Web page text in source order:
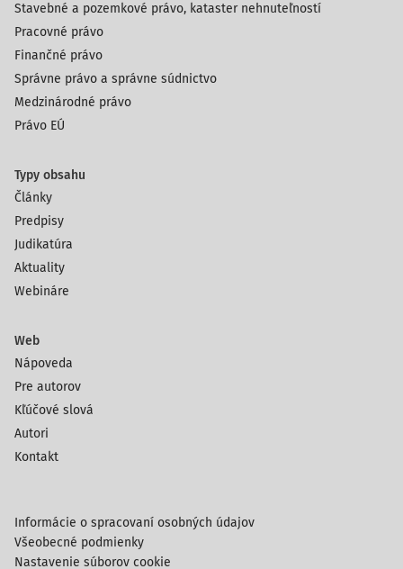
Stavebné a pozemkové právo, kataster nehnuteľností
Pracovné právo
Finančné právo
Správne právo a správne súdnictvo
Medzinárodné právo
Právo EÚ
Typy obsahu
Články
Predpisy
Judikatúra
Aktuality
Webináre
Web
Nápoveda
Pre autorov
Kľúčové slová
Autori
Kontakt
Informácie o spracovaní osobných údajov
Všeobecné podmienky
Nastavenie súborov cookie